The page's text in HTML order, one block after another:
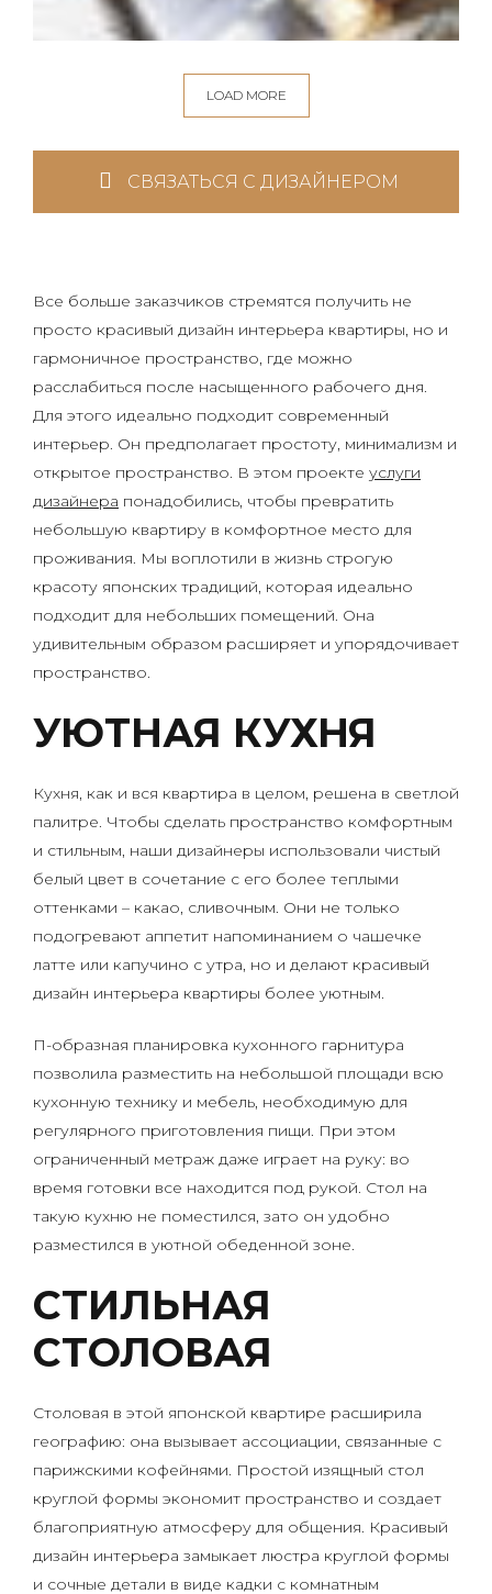
LOAD MORE
СВЯЗАТЬСЯ С ДИЗАЙНЕРОМ
Все больше заказчиков стремятся получить не
просто красивый дизайн интерьера квартиры, но и
гармоничное пространство, где можно
расслабиться после насыщенного рабочего дня.
Для этого идеально подходит современный
интерьер. Он предполагает простоту, минимализм и
открытое пространство. В этом проекте услуги
дизайнера понадобились, чтобы превратить
небольшую квартиру в комфортное место для
проживания. Мы воплотили в жизнь строгую
красоту японских традиций, которая идеально
подходит для небольших помещений. Она
удивительным образом расширяет и упорядочивает
пространство.
УЮТНАЯ КУХНЯ
Кухня, как и вся квартира в целом, решена в светлой
палитре. Чтобы сделать пространство комфортным
и стильным, наши дизайнеры использовали чистый
белый цвет в сочетание с его более теплыми
оттенками – какао, сливочным. Они не только
подогревают аппетит напоминанием о чашечке
латте или капучино с утра, но и делают красивый
дизайн интерьера квартиры более уютным.
П-образная планировка кухонного гарнитура
позволила разместить на небольшой площади всю
кухонную технику и мебель, необходимую для
регулярного приготовления пищи. При этом
ограниченный метраж даже играет на руку: во
время готовки все находится под рукой. Стол на
такую кухню не поместился, зато он удобно
разместился в уютной обеденной зоне.
СТИЛЬНАЯ
СТОЛОВАЯ
Столовая в этой японской квартире расширила
географию: она вызывает ассоциации, связанные с
парижскими кофейнями. Простой изящный стол
круглой формы экономит пространство и создает
благоприятную атмосферу для общения. Красивый
дизайн интерьера замыкает люстра круглой формы
и сочные детали в виде кадки с комнатным